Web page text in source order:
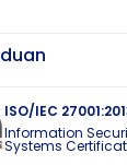
ISO/IEC
Information
Systems